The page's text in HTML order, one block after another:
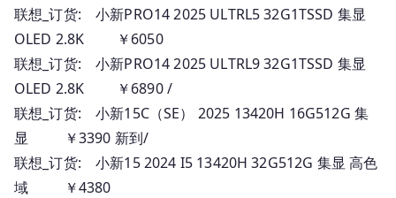
联想_订货: 小新PRO14 2025 ULTRL5 32G1TSSD 集显
OLED 2.8K ￥6050
联想_订货: 小新PRO14 2025 ULTRL9 32G1TSSD 集显
OLED 2.8K ￥6890 /
联想_订货: 小新15C（SE） 2025 13420H 16G512G 集
显 ￥3390 新到/
联想_订货: 小新15 2024 I5 13420H 32G512G 集显 高色
域 ￥4380